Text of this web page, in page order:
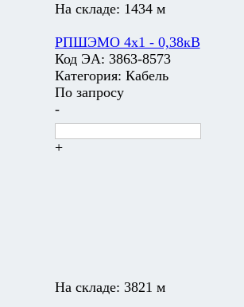
На складе: 1434 м
РПШЭМО 4х1 - 0,38кВ
Код ЭА: 3863-8573
Категория: Кабель
По запросу
-
+
На складе: 3821 м